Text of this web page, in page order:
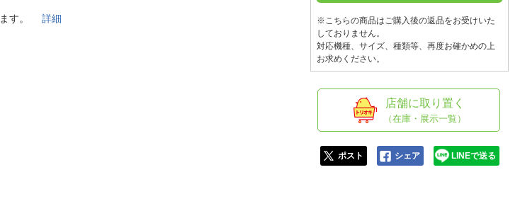
ます。詳細
※こちらの商品はご購入後の返品をお受けいた
しておりません。
対応機種、サイズ、種類等、再度お確かめの上
お求めください。
店舗に取り置く
（在庫・展示一覧）
ポスト シェア LINEで送る